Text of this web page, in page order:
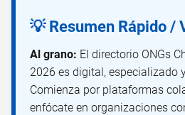
💡 Resumen Rápido /
Al grano: El directorio ONGs
2026 es digital, especializado
Comienza por plataformas
enfócate en organizaciones